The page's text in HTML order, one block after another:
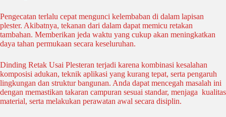
Pengecatan terlalu cepat mengunci kelembaban di dalam lapisan
plester. Akibatnya, tekanan dari dalam dapat memicu retakan
tambahan. Memberikan jeda waktu yang cukup akan meningkatkan
daya tahan permukaan secara keseluruhan.
Dinding Retak Usai Plesteran terjadi karena kombinasi kesalahan
komposisi adukan, teknik aplikasi yang kurang tepat, serta pengaruh
lingkungan dan struktur bangunan. Anda dapat mencegah masalah ini
dengan memastikan takaran campuran sesuai standar, menjaga kualitas
material, serta melakukan perawatan awal secara disiplin.